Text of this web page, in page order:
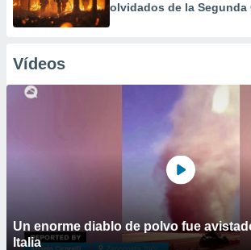
olvidados de la Segunda
Vídeos
Un enorme diablo de polvo fue
Italia